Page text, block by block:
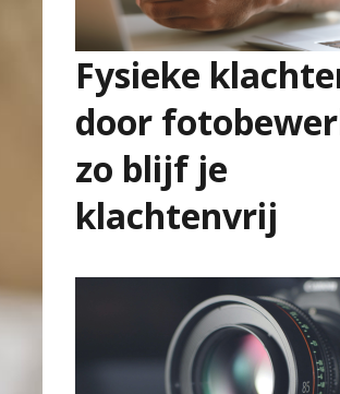
Fysieke
door
zo blijf je
klachtenvrij